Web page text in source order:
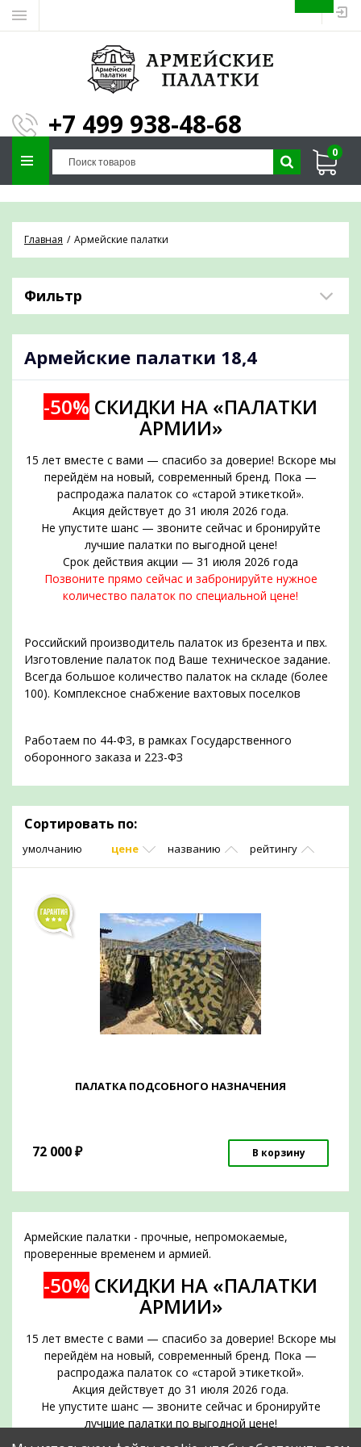
+7 499 938-48-68
0
Главная Армейские палатки
Фильтр
Армейские палатки 18,4
-50% СКИДКИ НА «ПАЛАТКИ
АРМИИ»
15 лет вместе с вами — спасибо за доверие! Вскоре мы
перейдём на новый, современный бренд. Пока —
распродажа палаток со «старой этикеткой».
Акция действует до 31 июля 2026 года.
Не упустите шанс — звоните сейчас и бронируйте
лучшие палатки по выгодной цене!
Срок действия акции — 31 июля 2026 года
Позвоните прямо сейчас и забронируйте нужное
количество палаток по специальной цене!
Российский производитель палаток из брезента и пвх.
Изготовление палаток под Ваше техническое задание.
Всегда большое количество палаток на складе (более
100). Комплексное снабжение вахтовых поселков
Работаем по 44-ФЗ, в рамках Государственного
оборонного заказа и 223-ФЗ
Сортировать по:
умолчанию цене названию рейтингу
ПАЛАТКА ПОДСОБНОГО НАЗНАЧЕНИЯ
72 000₽ В корзину
Армейские палатки - прочные, непромокаемые,
проверенные временем и армией.
-50% СКИДКИ НА «ПАЛАТКИ
АРМИИ»
15 лет вместе с вами — спасибо за доверие! Вскоре мы
перейдём на новый, современный бренд. Пока —
распродажа палаток со «старой этикеткой».
Акция действует до 31 июля 2026 года.
Не упустите шанс — звоните сейчас и бронируйте
лучшие палатки по выгодной цене!
Срок действия акции — до 31 июля 2026 года
ЗАПОЛНИТЕ ФОРМУ И
МЫ ПОДБЕРЕМ
ПАЛАТКУ ПОД ВАШИ
ПАРАМЕТРЫ!
Отправим предложение на почту и
проконсультируем по любым вопросам
подобрать